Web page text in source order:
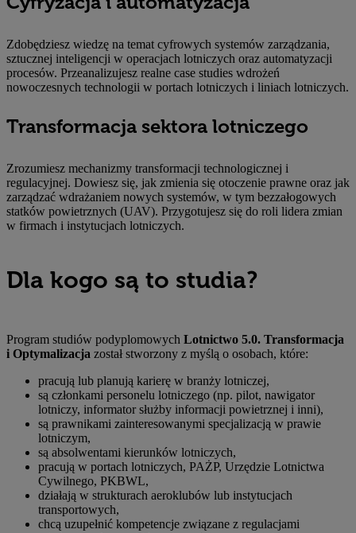
Zdobędziesz wiedzę na temat cyfrowych systemów zarządzania,
sztucznej inteligencji w operacjach lotniczych oraz automatyzacji
procesów. Przeanalizujesz realne case studies wdrożeń
nowoczesnych technologii w portach lotniczych i liniach lotniczych.
Transformacja sektora lotniczego
Zrozumiesz mechanizmy transformacji technologicznej i
regulacyjnej. Dowiesz się, jak zmienia się otoczenie prawne oraz jak
zarządzać wdrażaniem nowych systemów, w tym bezzałogowych
statków powietrznych (UAV). Przygotujesz się do roli lidera zmian
w firmach i instytucjach lotniczych.
Dla kogo są to studia?
Program studiów podyplomowych Lotnictwo 5.0. Transformacja
i Optymalizacja został stworzony z myślą o osobach, które:
pracują lub planują karierę w branży lotniczej,
są członkami personelu lotniczego (np. pilot, nawigator
lotniczy, informator służby informacji powietrznej i inni),
są prawnikami zainteresowanymi specjalizacją w prawie
lotniczym,
są absolwentami kierunków lotniczych,
pracują w portach lotniczych, PAŻP, Urzędzie Lotnictwa
Cywilnego, PKBWL,
działają w strukturach aeroklubów lub instytucjach
transportowych,
chcą uzupełnić kompetencje związane z regulacjami